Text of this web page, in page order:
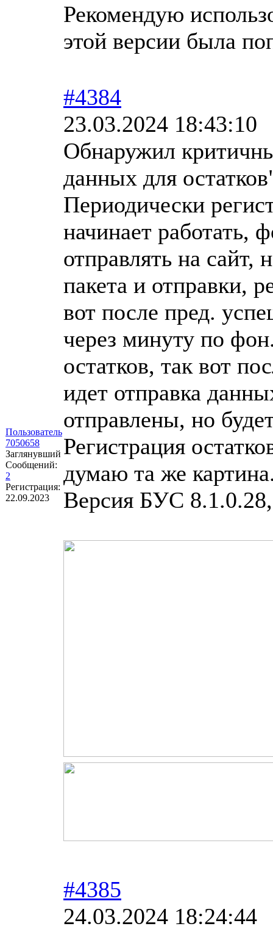
Рекомендую
этой версии была
Пользователь
7050658
Заглянувший
Сообщений:
2
Регистрация:
22.09.2023
#4384
23.03.2024 18:43:10
Обнаружил
данных для
Периодически
начинает работать,
отправлять на сайт,
пакета и отправки,
вот после пред.
через минуту по
остатков, так вот
идет отправка
отправлены, но
Регистрация
думаю та же
Версия БУС
#4385
24.03.2024 18:24:44